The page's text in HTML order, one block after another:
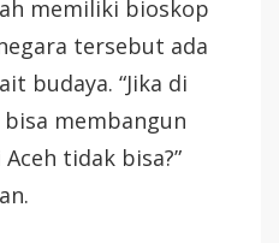
memiliki bioskop
tersebut ada
budaya. “Jika di
bisa membangun
tidak bisa?”